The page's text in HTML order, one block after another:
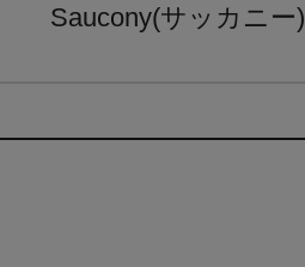
Saucony(サッカニー)